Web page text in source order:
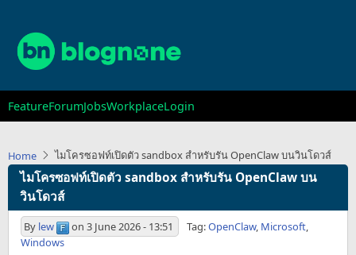
main
content
Main
navigation
FeatureForumJobsWorkplaceLogin
Home ไมโครซอฟท์เปิดตัว sandbox สำหรับรัน OpenClaw บนวินโดวส์
ไมโครซอฟท์เปิดตัว sandbox สำหรับรัน OpenClaw บน
วินโดวส์
By lew on 3 June 2026 - 13:51 Tag:OpenClaw, Microsoft,
Windows